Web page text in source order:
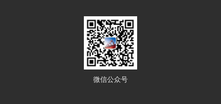
微信公众号